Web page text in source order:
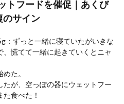
トフードを催促｜あくび
のサイン
：ずっと一緒に寝ていたがいきな
、慌てて一緒に起きていくとニャ
た。
が、空っぽの器にウェットフー
食べた！